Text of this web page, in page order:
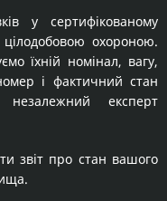
у сертифікованому
охороною.
їхній номінал, вагу,
і фактичний стан
незалежний експерт
звіт про стан вашого